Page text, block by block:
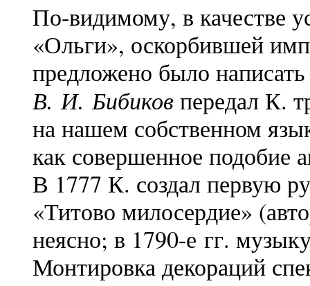
По-видимому, в качестве
«Ольги», оскорбившей
предложено было
В. И. Бибиковпередал К.
на нашем собственном
как совершенное подобие
В 1777 К. создал первую
«Титово милосердие»
неясно; в 1790-е гг.
Монтировка декораций